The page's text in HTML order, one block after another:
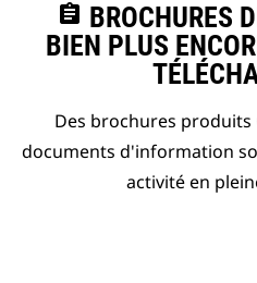
assignment BROCHURES
BIEN PLUS
Des brochures
documents d'information
activité en